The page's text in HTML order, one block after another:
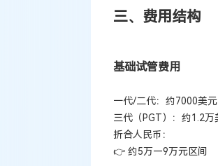
三、费用结构
基础试管费用
一代/二代：约7000美元
三代（PGT）：约1.2万
折合人民币：
👉 约5万—9万元区间